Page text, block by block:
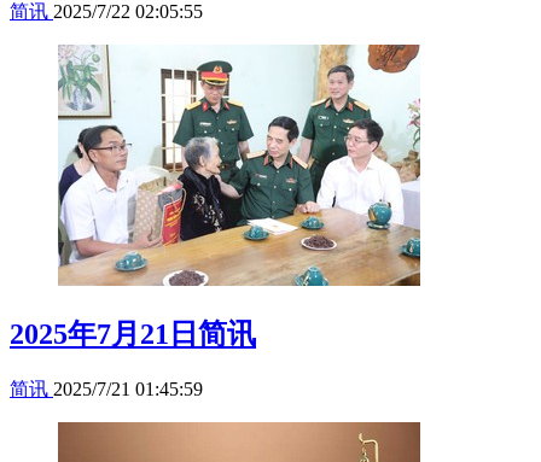
简讯 2025/7/22 02:05:55
2025年7月21日简讯
简讯 2025/7/21 01:45:59